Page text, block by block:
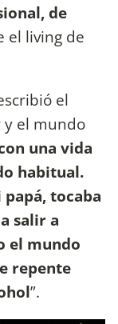
de
el living de
el
el mundo
una vida
habitual.
tocaba
salir a
el mundo
repente
”.